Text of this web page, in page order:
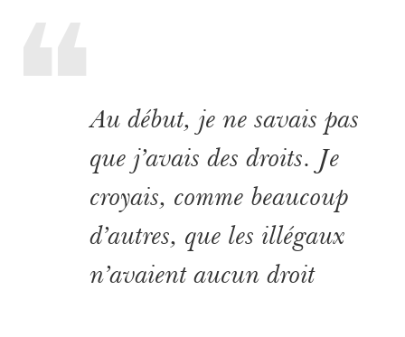
Au début, je ne savais pas
que j’avais des droits. Je
croyais, comme beaucoup
d’autres, que les illégaux
n’avaient aucun droit